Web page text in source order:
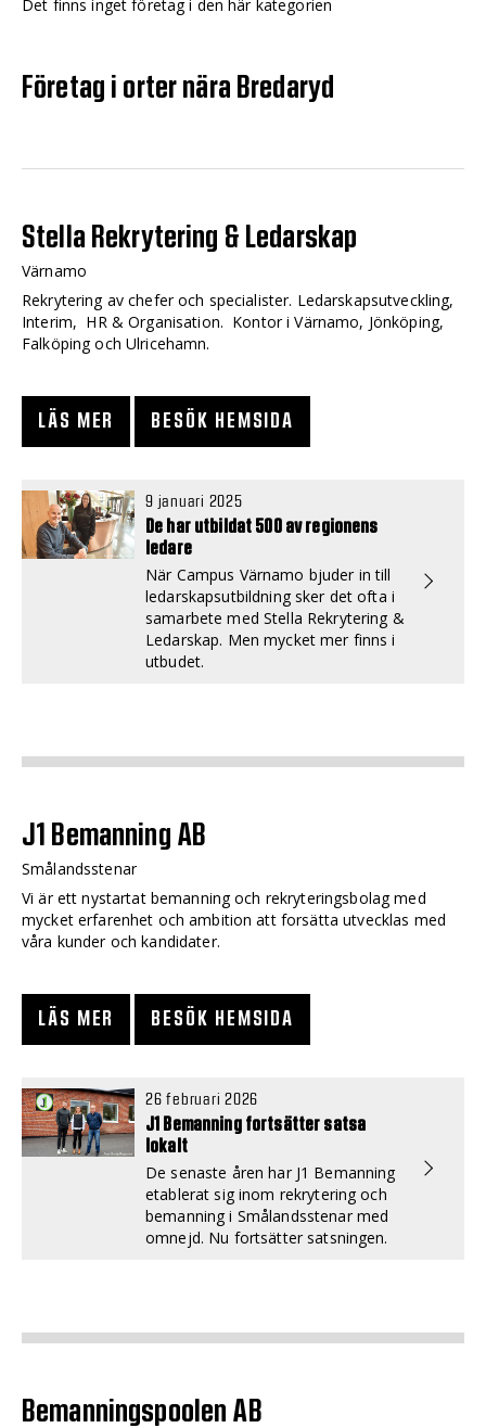
Det finns inget företag i den här kategorien
Företag i orter nära Bredaryd
Stella Rekrytering & Ledarskap
Värnamo
Rekrytering av chefer och specialister. Ledarskapsutveckling,
Interim, HR & Organisation. Kontor i Värnamo, Jönköping,
Falköping och Ulricehamn.
LÄS MER BESÖK HEMSIDA
9 januari 2025
De har utbildat 500 av regionens
ledare
När Campus Värnamo bjuder in till
ledarskapsutbildning sker det ofta i
samarbete med Stella Rekrytering &
Ledarskap. Men mycket mer finns i
utbudet.
J1 Bemanning AB
Smålandsstenar
Vi är ett nystartat bemanning och rekryteringsbolag med
mycket erfarenhet och ambition att forsätta utvecklas med
våra kunder och kandidater.
LÄS MER BESÖK HEMSIDA
26 februari 2026
J1 Bemanning fortsätter satsa
lokalt
De senaste åren har J1 Bemanning
etablerat sig inom rekrytering och
bemanning i Smålandsstenar med
omnejd. Nu fortsätter satsningen.
Bemanningspoolen AB